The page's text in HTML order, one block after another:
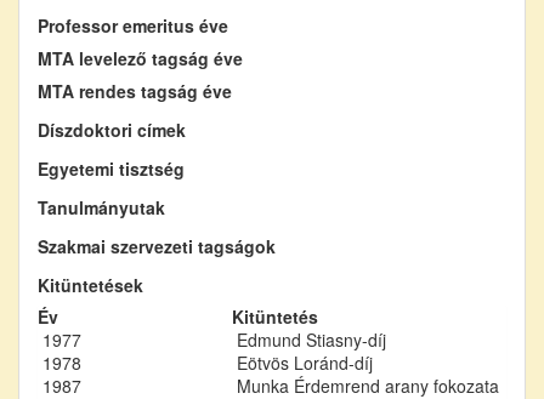
Professor emeritus éve
MTA levelező tagság éve
MTA rendes tagság éve
Díszdoktori címek
Egyetemi tisztség
Tanulmányutak
Szakmai szervezeti tagságok
Kitüntetések
Év
Kitüntetés
1977
Edmund Stiasny-díj
1978
Eötvös Loránd-díj
1987
Munka Érdemrend arany fokozata